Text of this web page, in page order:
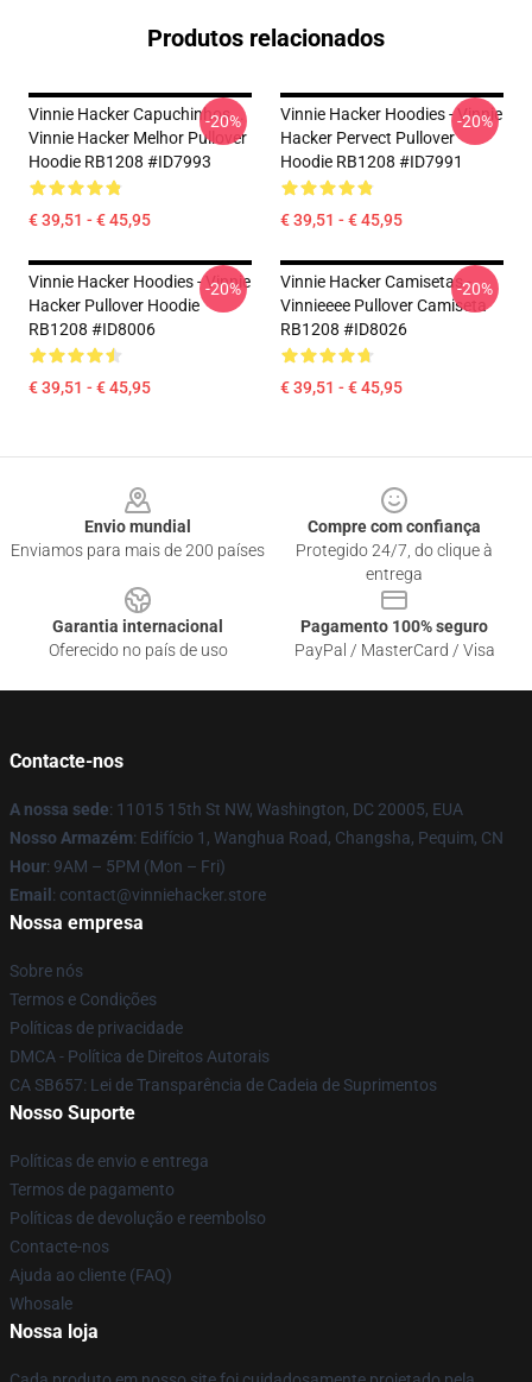
Produtos relacionados
Vinnie Hacker Capuchinhos...
Vinnie Hacker Melhor Pullover
Hoodie RB1208 #ID7993
€ 39,51 - € 45,95
-20%
Vinnie Hacker Hoodies - Vinnie
Hacker Pervect Pullover
Hoodie RB1208 #ID7991
€ 39,51 - € 45,95
-20%
Vinnie Hacker Hoodies - Vinnie
Hacker Pullover Hoodie
RB1208 #ID8006
€ 39,51 - € 45,95
-20%
Vinnie Hacker Camisetas -
Vinnieeee Pullover Camiseta
RB1208 #ID8026
€ 39,51 - € 45,95
-20%
Envio mundial
Enviamos para mais de 200 países
Compre com confiança
Protegido 24/7, do clique à
entrega
Garantia internacional
Oferecido no país de uso
Pagamento 100% seguro
PayPal / MasterCard / Visa
Contacte-nos
A nossa sede: 11015 15th St NW, Washington, DC 20005, EUA
Nosso Armazém: Edifício 1, Wanghua Road, Changsha, Pequim, CN
Hour: 9AM – 5PM (Mon – Fri)
Email : contact@vinniehacker.store
Nossa empresa
Sobre nós
Termos e Condições
Políticas de privacidade
DMCA - Política de Direitos Autorais
CA SB657: Lei de Transparência de Cadeia de Suprimentos
Nosso Suporte
Políticas de envio e entrega
Termos de pagamento
Políticas de devolução e reembolso
Contacte-nos
Ajuda ao cliente (FAQ)
Whosale
Nossa loja